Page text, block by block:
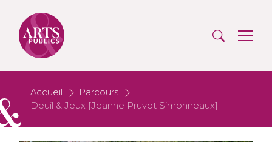
Accueil
Parcours
Deuil & Jeux [Jeanne Pruvot Simonneaux]